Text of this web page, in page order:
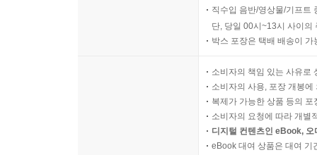
직수입 음반/영상물/기프트
단, 당일 00시~13시 사이의
박스 포장은 택배 배송이
소비자의 책임 있는 사유로
소비자의 사용, 포장 개봉
복제가 가능한 상품 등의
소비자의 요청에 따라 개별
디지털 컨텐츠인 eBook,
eBook 대여 상품은 대여 기